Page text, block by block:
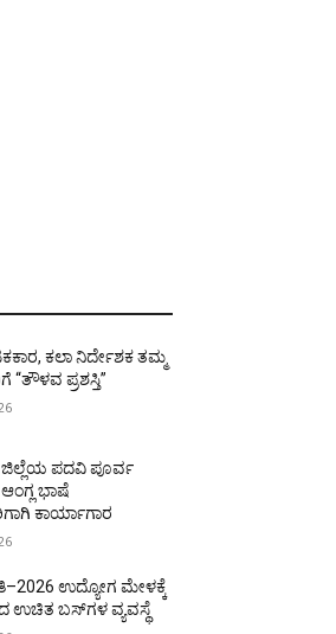
ಕಲಾ ನಿರ್ದೇಶಕ ತಮ್ಮ
“ತೌಳವ ಪ್ರಶಸ್ತಿ”
ಜಿಲ್ಲೆಯ ಪದವಿ ಪೂರ್ವ
ಭಾಷೆ
ಕಾರ್ಯಾಗಾರ
ಉದ್ಯೋಗ ಮೇಳಕ್ಕೆ
ಉಚಿತ ಬಸ್‌ಗಳ ವ್ಯವಸ್ಥೆ